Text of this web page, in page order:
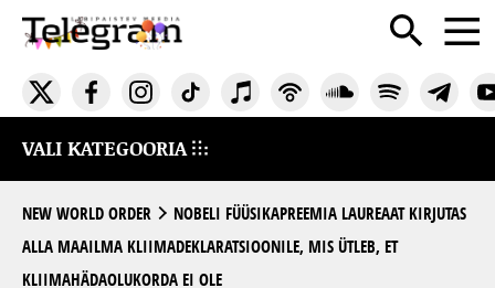
VALI KATEGOORIA
NEW WORLD ORDER
NOBELI FÜÜSIKAPREEMIA LAUREAAT KIRJUTAS
ALLA MAAILMA KLIIMADEKLARATSIOONILE, MIS ÜTLEB, ET
KLIIMAHÄDAOLUKORDA EI OLE